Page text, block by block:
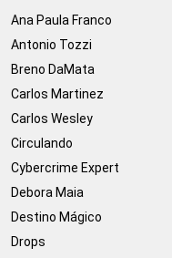
Ana Paula Franco
Antonio Tozzi
Breno DaMata
Carlos Martinez
Carlos Wesley
Circulando
Cybercrime Expert
Debora Maia
Destino Mágico
Drops